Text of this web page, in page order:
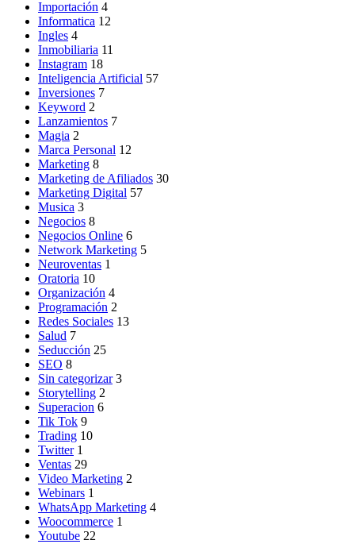
Importación 4
Informatica 12
Ingles 4
Inmobiliaria 11
Instagram 18
Inteligencia Artificial 57
Inversiones 7
Keyword 2
Lanzamientos 7
Magia 2
Marca Personal 12
Marketing 8
Marketing de Afiliados 30
Marketing Digital 57
Musica 3
Negocios 8
Negocios Online 6
Network Marketing 5
Neuroventas 1
Oratoria 10
Organización 4
Programación 2
Redes Sociales 13
Salud 7
Seducción 25
SEO 8
Sin categorizar 3
Storytelling 2
Superacion 6
Tik Tok 9
Trading 10
Twitter 1
Ventas 29
Video Marketing 2
Webinars 1
WhatsApp Marketing 4
Woocommerce 1
Youtube 22